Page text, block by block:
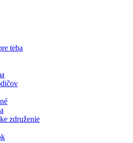
teba
združenie